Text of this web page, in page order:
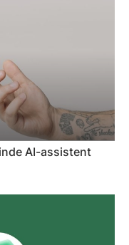
AI-assistent